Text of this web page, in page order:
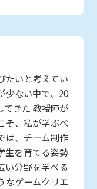
たいと考えてい
少ない中で、20
てきた 教授陣が
そ、私が学ぶべ
は、チーム制作
生を育てる姿勢
い分野を学べる
なゲームクリエ